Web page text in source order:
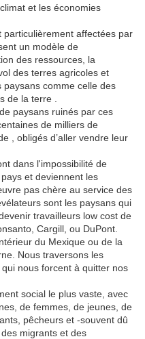
et les économies
affectées par
un modèle de
des ressources, la
des terres agricoles et
paysans comme celle des
de la terre .
paysans ruinés par ces
de milliers de
, obligés d’aller vendre leur
dans l'impossibilité de
et deviennent les
pas chère au service des
sont les paysans qui
travailleurs low cost de
Cargill, ou DuPont.
du Mexique ou de la
Nous traversons les
nous forcent à quitter nos
social le plus vaste, avec
de femmes, de jeunes, de
pêcheurs et -souvent dû
migrants et des